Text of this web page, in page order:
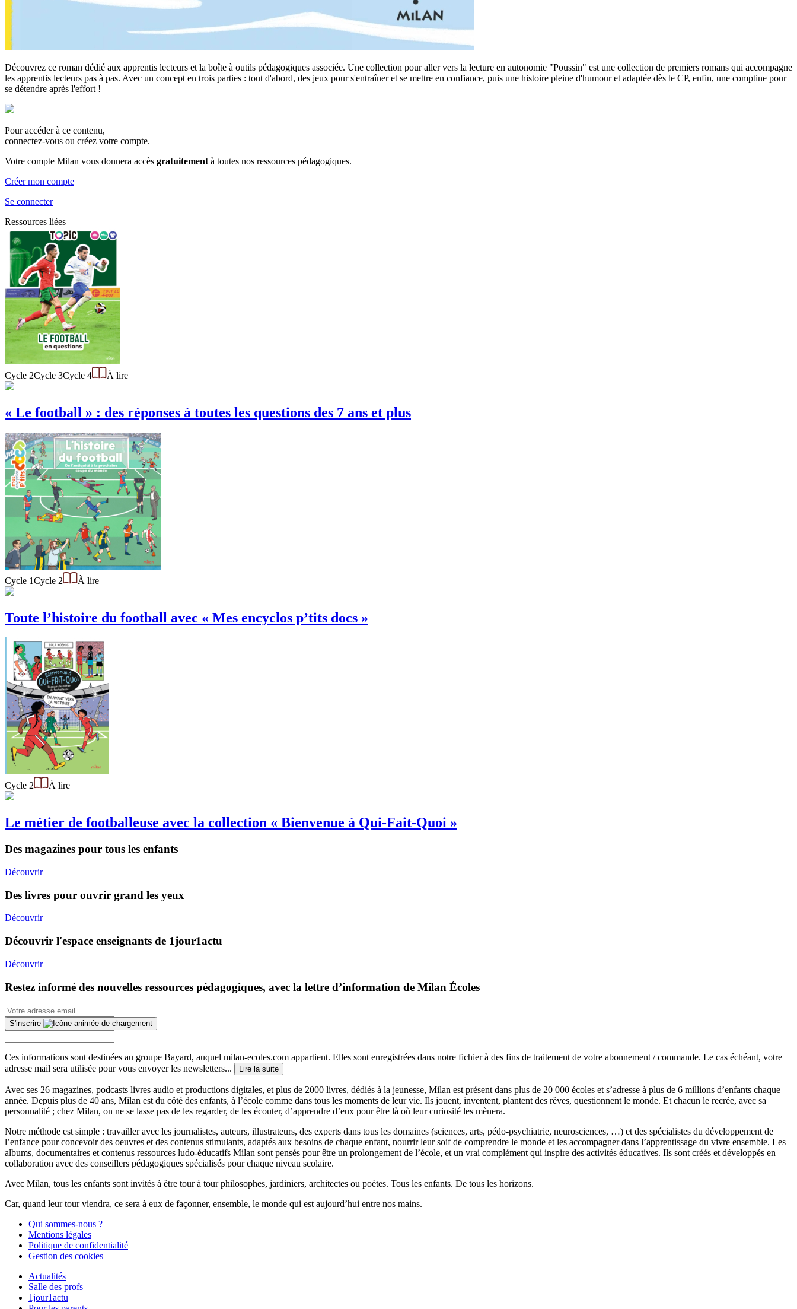
Découvrez ce roman dédié aux apprentis lecteurs et la boîte à outils pédagogiques associée. Une collection pour aller vers la lecture en autonomie "Poussin" est une collection de premiers romans qui accompagne
les apprentis lecteurs pas à pas. Avec un concept en trois parties : tout d'abord, des jeux pour s'entraîner et se mettre en confiance, puis une histoire pleine d'humour et adaptée dès le CP, enfin, une comptine pour
se détendre après l'effort !
Pour accéder à ce contenu,
connectez-vous ou créez votre compte.
Votre compte Milan vous donnera accès gratuitement à toutes nos ressources pédagogiques.
Créer mon compte
Se connecter
Ressources liées
Cycle 2Cycle 3Cycle 4 À lire
« Le football » : des réponses à toutes les questions des 7 ans et plus
Cycle 1Cycle 2 À lire
Toute l’histoire du football avec « Mes encyclos p’tits docs »
Cycle 2 À lire
Le métier de footballeuse avec la collection « Bienvenue à Qui-Fait-Quoi »
Des magazines pour tous les enfants
Découvrir
Des livres pour ouvrir grand les yeux
Découvrir
Découvrir l'espace enseignants de 1jour1actu
Découvrir
Restez informé des nouvelles ressources pédagogiques, avec la lettre d’information de Milan Écoles
S'inscrire
Ces informations sont destinées au groupe Bayard, auquel milan-ecoles.com appartient. Elles sont enregistrées dans notre fichier à des fins de traitement de votre abonnement / commande. Le cas échéant, votre
adresse mail sera utilisée pour vous envoyer les newsletters...
Lire la suite
Avec ses 26 magazines, podcasts livres audio et productions digitales, et plus de 2000 livres, dédiés à la jeunesse, Milan est présent dans plus de 20 000 écoles et s’adresse à plus de 6 millions d’enfants chaque
année. Depuis plus de 40 ans, Milan est du côté des enfants, à l’école comme dans tous les moments de leur vie. Ils jouent, inventent, plantent des rêves, questionnent le monde. Et chacun le recrée, avec sa
personnalité ; chez Milan, on ne se lasse pas de les regarder, de les écouter, d’apprendre d’eux pour être là où leur curiosité les mènera.
Notre méthode est simple : travailler avec les journalistes, auteurs, illustrateurs, des experts dans tous les domaines (sciences, arts, pédo-psychiatrie, neurosciences, …) et des spécialistes du développement de
l’enfance pour concevoir des oeuvres et des contenus stimulants, adaptés aux besoins de chaque enfant, nourrir leur soif de comprendre le monde et les accompagner dans l’apprentissage du vivre ensemble. Les
albums, documentaires et contenus ressources ludo-éducatifs Milan sont pensés pour être un prolongement de l’école, et un vrai complément qui inspire des activités éducatives. Ils sont créés et développés en
collaboration avec des conseillers pédagogiques spécialisés pour chaque niveau scolaire.
Avec Milan, tous les enfants sont invités à être tour à tour philosophes, jardiniers, architectes ou poètes. Tous les enfants. De tous les horizons.
Car, quand leur tour viendra, ce sera à eux de façonner, ensemble, le monde qui est aujourd’hui entre nos mains.
Qui sommes-nous ?
Mentions légales
Politique de confidentialité
Gestion des cookies
Actualités
Salle des profs
1jour1actu